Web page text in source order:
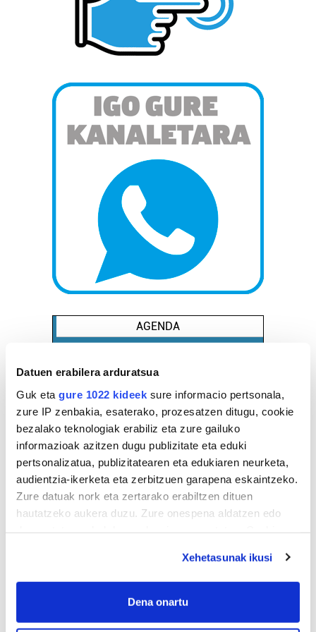
Datuen erabilera arduratsua
Guk eta gure 1022 kideek sure informacio pertsonala,
zure IP zenbakia, esaterako, prozesatzen ditugu, cookie
bezalako teknologiak erabiliz eta zure gailuko
informazioak azitzen dugu publizitate eta eduki
pertsonalizatua, publizitatearen eta edukiaren neurketa,
audientzia-ikerketa eta zerbitzuen garapena eskaintzeko.
Zure datuak nork eta zertarako erabiltzen dituen
hautatzeko aukera duzu. Zure onespena aldatzen edo
If you allow, we would also like to:
Collect information about your geographical
Xehetasunak ikusi
Dena onartu
AGENDA
Abuztua 2026
3 4 5 6 7 8
10 11 12 13 14 15 16
17 18 19 20 21 22 23
31 1 3 4 5 6
EGURALDIA
Iturria:
Hondarribia
Zeru hodeitsuak